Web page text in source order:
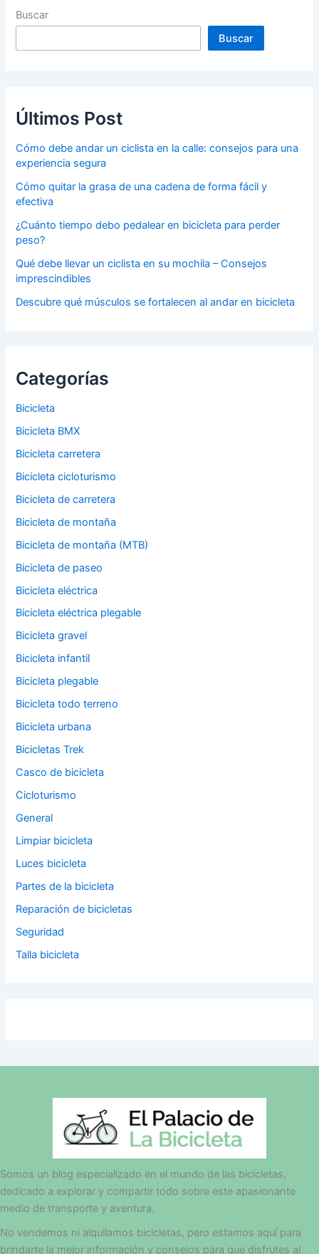
Buscar
Buscar
Últimos Post
Cómo debe andar un ciclista en la calle: consejos para una
experiencia segura
Cómo quitar la grasa de una cadena de forma fácil y
efectiva
¿Cuánto tiempo debo pedalear en bicicleta para perder
peso?
Qué debe llevar un ciclista en su mochila – Consejos
imprescindibles
Descubre qué músculos se fortalecen al andar en bicicleta
Categorías
Bicicleta
Bicicleta BMX
Bicicleta carretera
Bicicleta cicloturismo
Bicicleta de carretera
Bicicleta de montaña
Bicicleta de montaña (MTB)
Bicicleta de paseo
Bicicleta eléctrica
Bicicleta eléctrica plegable
Bicicleta gravel
Bicicleta infantil
Bicicleta plegable
Bicicleta todo terreno
Bicicleta urbana
Bicicletas Trek
Casco de bicicleta
Cicloturismo
General
Limpiar bicicleta
Luces bicicleta
Partes de la bicicleta
Reparación de bicicletas
Seguridad
Talla bicicleta
Somos un blog especializado en el mundo de las bicicletas,
dedicado a explorar y compartir todo sobre este apasionante
medio de transporte y aventura.
No vendemos ni alquilamos bicicletas, pero estamos aquí para
brindarte la mejor información y consejos para que disfrutes al